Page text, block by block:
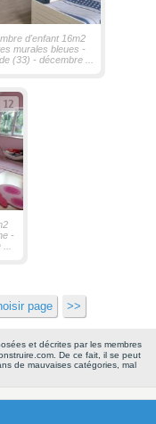
d'enfant 16m2
murales bleues -
(33) - décembre ...
12
-
page >>
et décrites par les membres
De ce fait, il se peut
de mauvaises catégories, mal